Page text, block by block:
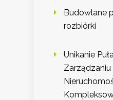
Budowlane
rozbiórki
Unikanie
Zarządzaniu